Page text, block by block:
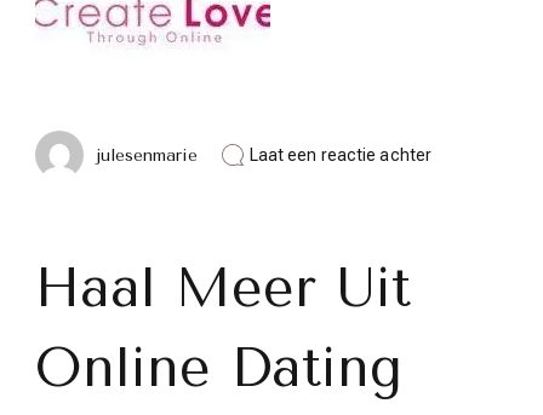
julesenmarie Laat een reactie achterop
Haal Meer Uit
Online Dating